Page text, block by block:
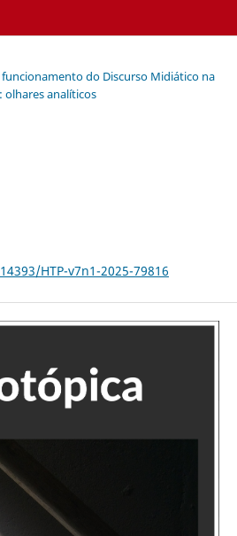
funcionamento do Discurso Midiático na
olhares analíticos
HTP-v7n1-2025-79816